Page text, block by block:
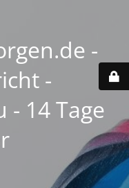
-
-
- 14 Tage